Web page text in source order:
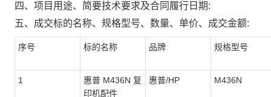
四、项目用途、简要技术要求及合同履行日期:
五、成交标的名称、规格型号、数量、单价、成交金额:
序号 标的名称 品牌 规格型号
1
惠普 M436N 复
印机配件
惠普/HP M436N